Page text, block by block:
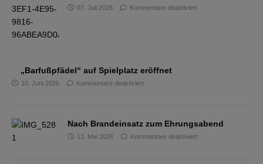
07. Juli 2026 Kommentare deaktiviert
„Barfußpfädel“ auf Spielplatz eröffnet
10. Juni 2026 Kommentare deaktiviert
Nach Brandeinsatz zum Ehrungsabend
13. Mai 2026 Kommentare deaktiviert